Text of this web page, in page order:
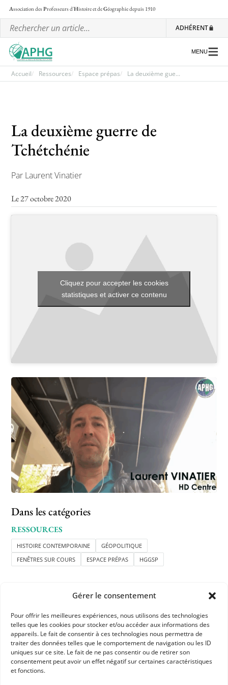
Gérer le consentement
Pour offrir les meilleures expériences, nous utilisons des technologies
telles que les cookies pour stocker et/ou accéder aux informations des
appareils. Le fait de consentir à ces technologies nous permettra de
traiter des données telles que le comportement de navigation ou les ID
uniques sur ce site. Le fait de ne pas consentir ou de retirer son
consentement peut avoir un effet négatif sur certaines caractéristiques
et fonctions.
Association desProfesseurs d'Histoire et deGéographiedepuis 1910
ADHÉRENT
Les ateliers nationaux
Toutes les actualités
Les rendez-vous de l’APHG
Concours de recrutement
Critique d’ouvrages publiés
Culture
MENU
Accueil Ressources Espace prépas La deuxième gue...
La deuxième guerre de
Tchétchénie
Par Laurent Vinatier
Le 27 octobre 2020
Cliquez pour accepter les cookies
statistiques et activer ce contenu
Dans les catégories
RESSOURCES
HISTOIRE CONTEMPORAINE
GÉOPOLITIQUE
FENÊTRES SUR COURS
ESPACE PRÉPAS HGGSP
APHG
Association des professeurs d'histoire et géographie